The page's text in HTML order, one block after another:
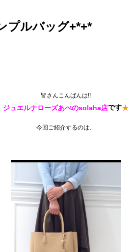
プルバッグ+*+*
皆さんこんばんは!!
ジュエルナローズあべのsolaha店です★
今回ご紹介するのは、